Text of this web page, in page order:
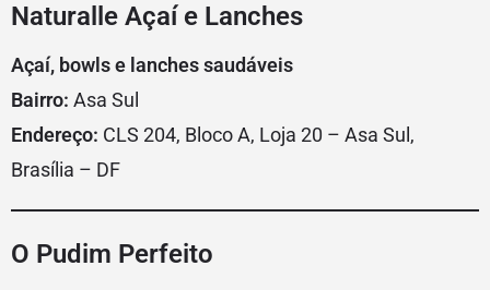
Naturalle Açaí e Lanches
Açaí, bowls e lanches saudáveis
Bairro: Asa Sul
Endereço: CLS 204, Bloco A, Loja 20 – Asa Sul,
Brasília – DF
O Pudim Perfeito